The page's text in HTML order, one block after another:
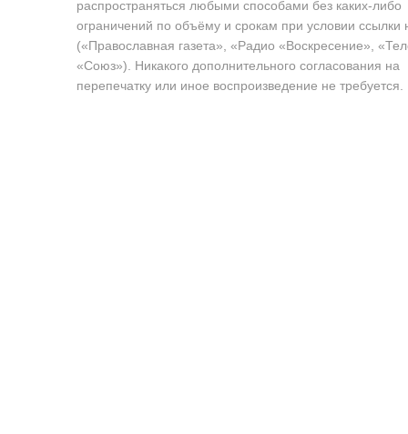
распространяться любыми способами без каких-либо
ограничений по объёму и срокам при условии ссылки
(«Православная газета», «Радио «Воскресение»,
«Союз»). Никакого дополнительного согласования на
перепечатку или иное воспроизведение не требуется.